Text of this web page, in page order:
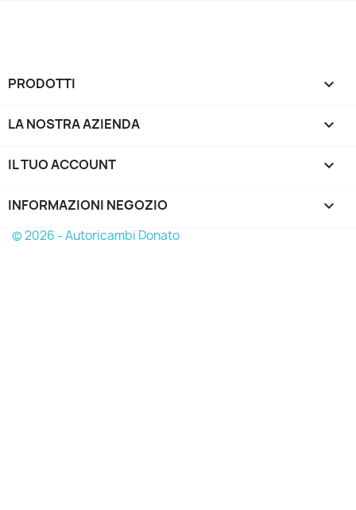
PRODOTTI 
LA NOSTRA AZIENDA 
IL TUO ACCOUNT 
INFORMAZIONI NEGOZIO keyboard_arrow_down
© 2026 - Autoricambi Donato